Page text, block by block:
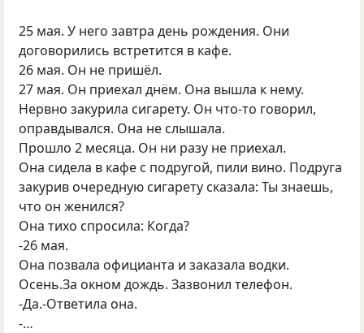
25 мая. У него завтра день рождения. Они
договорились встретится в кафе.
26 мая. Он не пришёл.
27 мая. Он приехал днём. Она вышла к нему.
Нервно закурила сигарету. Он что-то говорил,
оправдывался. Она не слышала.
Прошло 2 месяца. Он ни разу не приехал.
Она сидела в кафе с подругой, пили вино. Подруга
закурив очередную сигарету сказала: Ты знаешь,
что он женился?
Она тихо спросила: Когда?
-26 мая.
Она позвала официанта и заказала водки.
Осень.За окном дождь. Зазвонил телефон.
-Да.-Ответила она.
-…